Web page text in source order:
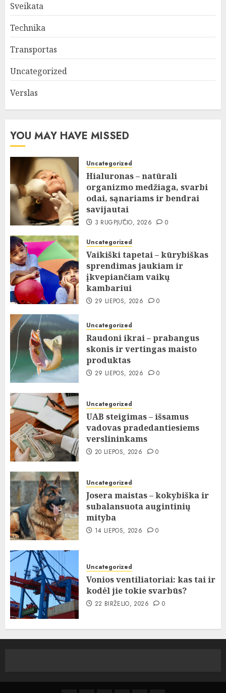
Sveikata
Technika
Transportas
Uncategorized
Verslas
YOU MAY HAVE MISSED
Uncategorized
Hialuronas – natūrali
organizmo medžiaga, svarbi
odai, sąnariams ir bendrai
savijautai
3 RUGPJŪČIO, 2026 0
Uncategorized
Vaikiški tapetai – kūrybiškas
sprendimas jaukiam ir
įkvepiančiam vaikų
kambariui
29 LIEPOS, 2026 0
Uncategorized
Raudoni ikrai – prabangus
skonis ir vertingas maisto
produktas
29 LIEPOS, 2026 0
Uncategorized
UAB steigimas – išsamus
vadovas pradedantiesiems
verslininkams
20 LIEPOS, 2026 0
Uncategorized
Josera maistas – kokybiška ir
subalansuota augintinių
mityba
14 LIEPOS, 2026 0
Uncategorized
Vonios ventiliatoriai: kas tai ir
kodėl jie tokie svarbūs?
22 BIRŽELIO, 2026 0